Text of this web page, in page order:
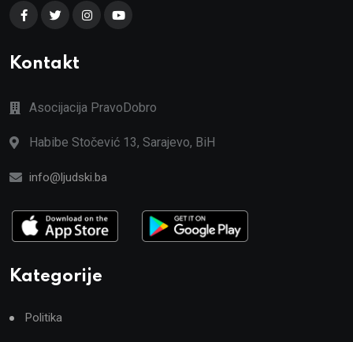
Kontakt
Asocijacija PravoDobro
Habibe Stočević 13, Sarajevo, BiH
info@ljudski.ba
Kategorije
Politika